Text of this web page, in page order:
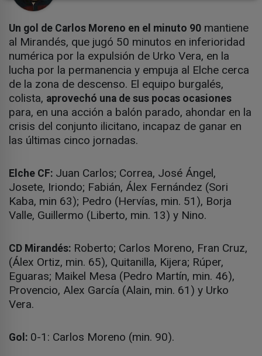
Un gol de Carlos Moreno en el minuto 90 mantiene
al Mirandés, que jugó 50 minutos en inferioridad
numérica por la expulsión de Urko Vera, en la
lucha por la permanencia y empuja al Elche cerca
de la zona de descenso. El equipo burgalés,
colista, aprovechó una de sus pocas ocasiones
para, en una acción a balón parado, ahondar en la
crisis del conjunto ilicitano, incapaz de ganar en
las últimas cinco jornadas.
Elche CF: Juan Carlos; Correa, José Ángel,
Josete, Iriondo; Fabián, Álex Fernández (Sori
Kaba, min 63); Pedro (Hervías, min. 51), Borja
Valle, Guillermo (Liberto, min. 13) y Nino.
CD Mirandés: Roberto; Carlos Moreno, Fran Cruz,
(Álex Ortiz, min. 65), Quitanilla, Kijera; Rúper,
Eguaras; Maikel Mesa (Pedro Martín, min. 46),
Provencio, Alex García (Alain, min. 61) y Urko
Vera.
Gol: 0-1: Carlos Moreno (min. 90).